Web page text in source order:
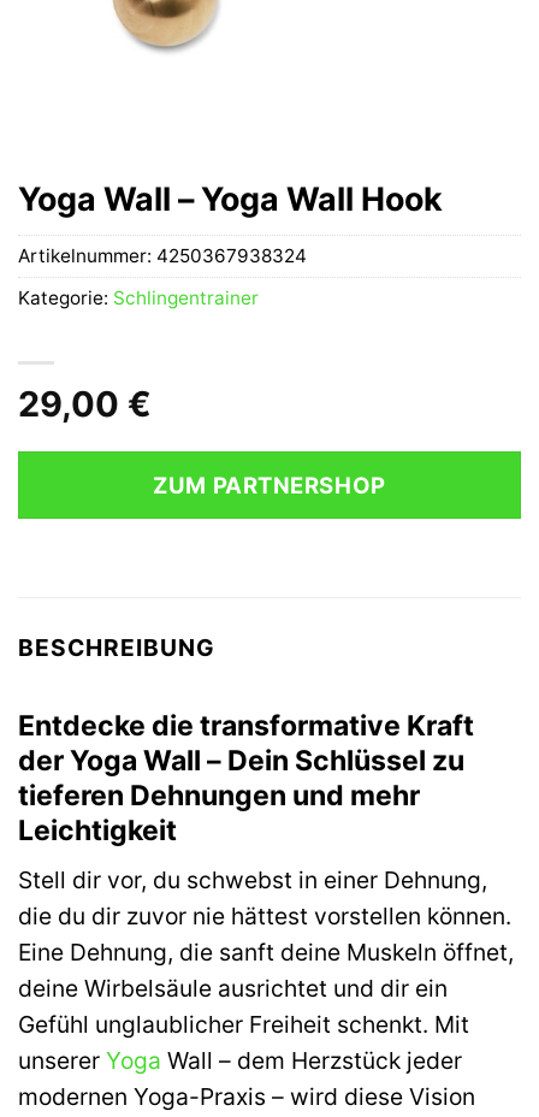
Yoga Wall – Yoga Wall Hook
29,00 €
ZUM PARTNERSHOP
Artikelnummer: 4250367938324
Kategorie: Schlingentrainer
BESCHREIBUNG
Entdecke die transformative Kraft
der Yoga Wall – Dein Schlüssel zu
tieferen Dehnungen und mehr
Leichtigkeit
Stell dir vor, du schwebst in einer Dehnung,
die du dir zuvor nie hättest vorstellen können.
Eine Dehnung, die sanft deine Muskeln öffnet,
deine Wirbelsäule ausrichtet und dir ein
Gefühl unglaublicher Freiheit schenkt. Mit
unserer Yoga Wall – dem Herzstück jeder
modernen Yoga-Praxis – wird diese Vision